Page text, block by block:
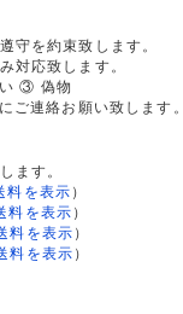
守を約束致します。
対応致します。
③ 偽物
ご連絡お願い致します。
ます。
料を表示 ）
料を表示 ）
料を表示 ）
料を表示 ）